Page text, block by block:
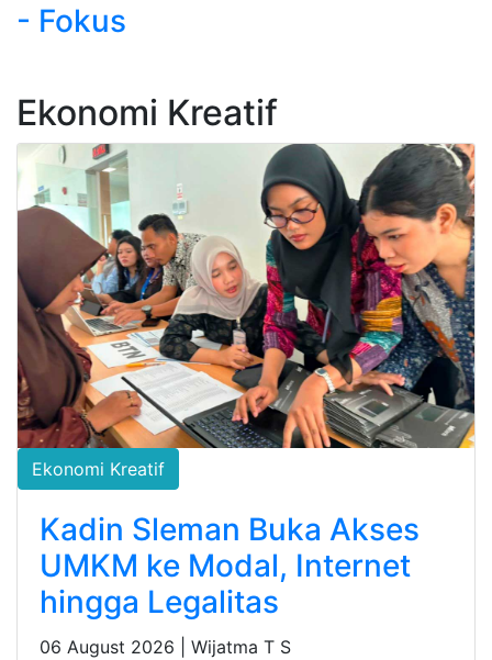
- Fokus
Ekonomi Kreatif
Ekonomi Kreatif
Kadin Sleman Buka Akses
UMKM ke Modal, Internet
hingga Legalitas
06 August 2026 | Wijatma T S